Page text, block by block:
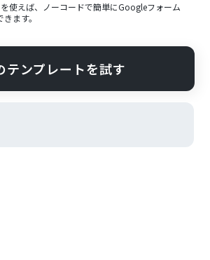
使えば、ノーコードで簡単にGoogleフォーム
ます。
テンプレートを試す